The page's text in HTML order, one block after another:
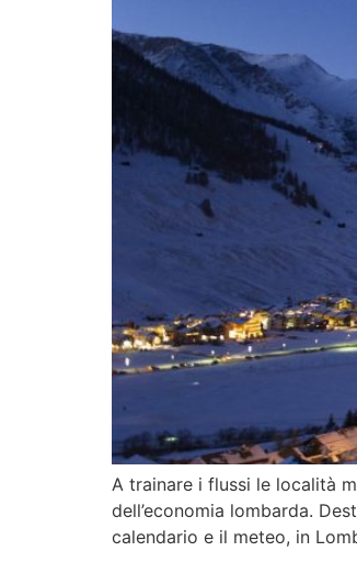
A trainare i flussi le località
dell’economia lombarda.
calendario e il meteo, in